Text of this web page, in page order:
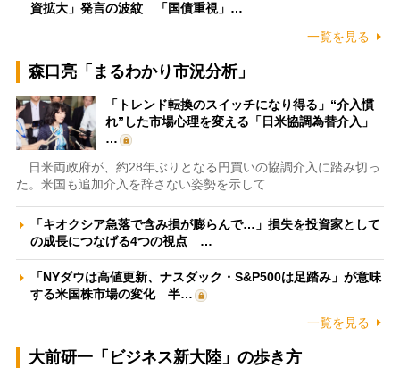
資拡大」発言の波紋 「国債重視」…
一覧を見る
森口亮「まるわかり市況分析」
「トレンド転換のスイッチになり得る」“介入慣
れ”した市場心理を変える「日米協調為替介入」
…
日米両政府が、約28年ぶりとなる円買いの協調介入に踏み切っ
た。米国も追加介入を辞さない姿勢を示して…
「キオクシア急落で含み損が膨らんで…」損失を投資家として
の成長につなげる4つの視点 …
「NYダウは高値更新、ナスダック・S&P500は足踏み」が意味
する米国株市場の変化 半…
一覧を見る
大前研一「ビジネス新大陸」の歩き方